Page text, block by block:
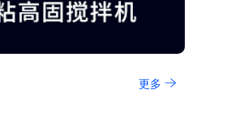
更多